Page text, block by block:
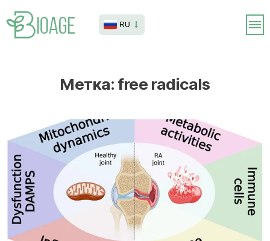
RU
Метка: free radicals